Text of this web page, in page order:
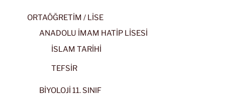
ORTAÖĞRETİM / LİSE
ANADOLU İMAM HATİP LİSESİ
İSLAM TARİHİ
TEFSİR
BİYOLOJİ 11. SINIF